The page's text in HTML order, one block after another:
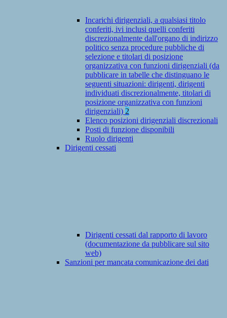
Incarichi dirigenziali, a qualsiasi titolo
conferiti, ivi inclusi quelli conferiti
discrezionalmente dall'organo di indirizzo
politico senza procedure pubbliche di
selezione e titolari di posizione
organizzativa con funzioni dirigenziali (da
pubblicare in tabelle che distinguano le
seguenti situazioni: dirigenti, dirigenti
individuati discrezionalmente, titolari di
posizione organizzativa con funzioni
dirigenziali) 2
Elenco posizioni dirigenziali discrezionali
Posti di funzione disponibili
Ruolo dirigenti
Dirigenti cessati
Dirigenti cessati dal rapporto di lavoro
(documentazione da pubblicare sul sito
web)
Sanzioni per mancata comunicazione dei dati